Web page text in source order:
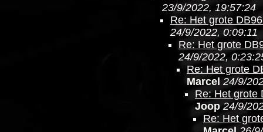
23/9/2022, 19:57:24
Re: Het grote
24/9/2022, 0:09:11
Re: Het grote
24/9/2022,
Re: Het grote
Marcel 24/9/
Re: Het grote
Joop 24/9/
Re: Het